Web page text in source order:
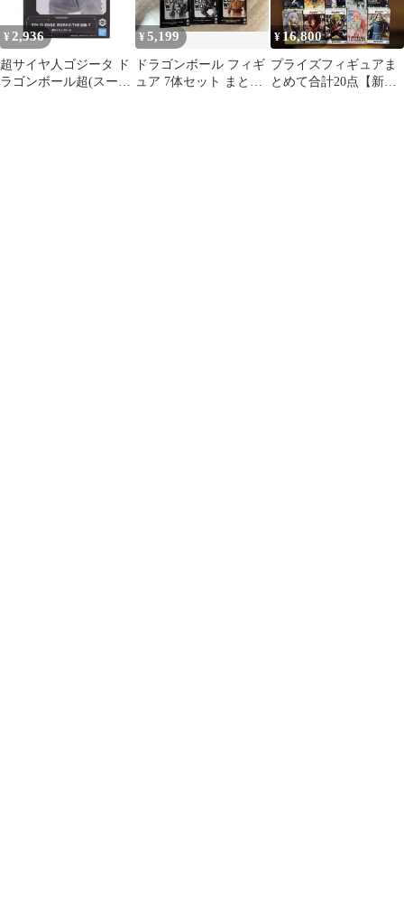
¥ 2,936
超サイヤ人ゴジータ ド
ラゴンボール超(スーパ
¥5,199
ドラゴンボール フィギ
ュア 7体セット まとめ
¥ 16,800
プライズフィギュアま
とめて合計20点【新